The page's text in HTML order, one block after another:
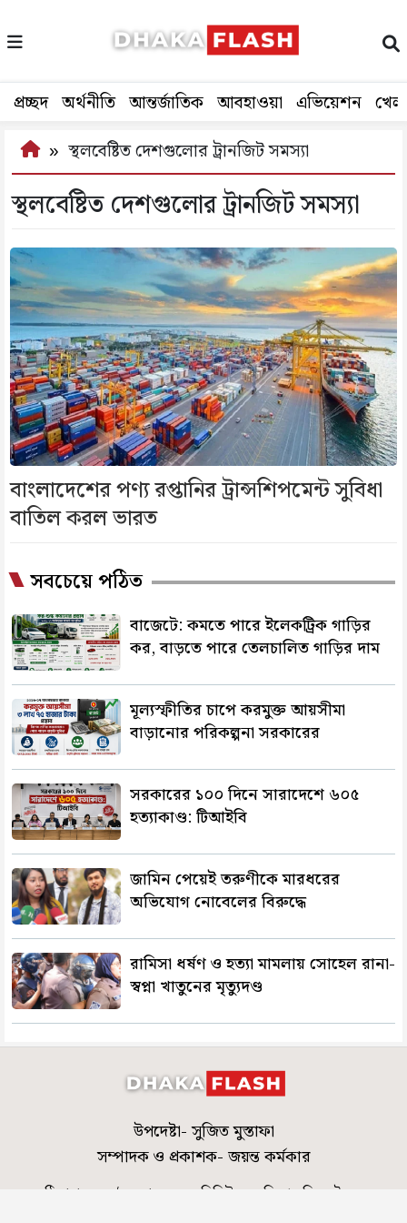
প্রচ্ছদ অর্থনীতি আন্তর্জাতিক আবহাওয়া এভিয়েশন খেলা
স্থলবেষ্টিত দেশগুলোর ট্রানজিট সমস্যা
স্থলবেষ্টিত দেশগুলোর ট্রানজিট সমস্যা
বাংলাদেশের পণ্য রপ্তানির ট্রান্সশিপমেন্ট সুবিধা
বাতিল করল ভারত
সবচেয়ে পঠিত
বাজেটে: কমতে পারে ইলেকট্রিক গাড়ির
কর, বাড়তে পারে তেলচালিত গাড়ির দাম
মূল্যস্ফীতির চাপে করমুক্ত আয়সীমা
বাড়ানোর পরিকল্পনা সরকারের
সরকারের ১০০ দিনে সারাদেশে ৬০৫
হত্যাকাণ্ড: টিআইবি
জামিন পেয়েই তরুণীকে মারধরের
অভিযোগ নোবেলের বিরুদ্ধে
রামিসা ধর্ষণ ও হত্যা মামলায় সোহেল রানা-
স্বপ্না খাতুনের মৃত্যুদণ্ড
উপদেষ্টা- সুজিত মুস্তাফা
সম্পাদক ও প্রকাশক- জয়ন্ত কর্মকার
ঠিকানা- ৪৬০/এ, রোড-০৬, এভিনিউ-০৭, মিরপুর-ডিওএইচএস